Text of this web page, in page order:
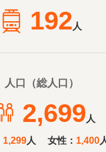
192 人
人口（総人口）
2,699 人
1,299人 女性： 1,400